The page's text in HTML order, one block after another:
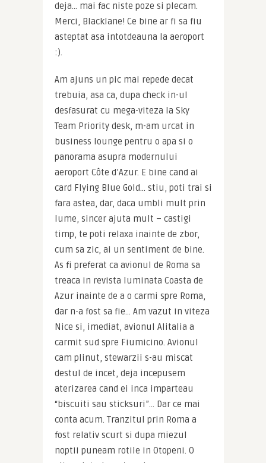
deja… mai fac niste poze si plecam.
Merci, Blacklane! Ce bine ar fi sa fiu
asteptat asa intotdeauna la aeroport
:).
Am ajuns un pic mai repede decat
trebuia, asa ca, dupa check in-ul
desfasurat cu mega-viteza la Sky
Team Priority desk, m-am urcat in
business lounge pentru o apa si o
panorama asupra modernului
aeroport Côte d’Azur. E bine cand ai
card Flying Blue Gold… stiu, poti trai si
fara astea, dar, daca umbli mult prin
lume, sincer ajuta mult – castigi
timp, te poti relaxa inainte de zbor,
cum sa zic, ai un sentiment de bine.
As fi preferat ca avionul de Roma sa
treaca in revista luminata Coasta de
Azur inainte de a o carmi spre Roma,
dar n-a fost sa fie… Am vazut in viteza
Nice si, imediat, avionul Alitalia a
carmit sud spre Fiumicino. Avionul
cam plinut, stewarzii s-au miscat
destul de incet, deja incepusem
aterizarea cand ei inca imparteau
“biscuiti sau sticksuri”… Dar ce mai
conta acum. Tranzitul prin Roma a
fost relativ scurt si dupa miezul
noptii puneam rotile in Otopeni. O